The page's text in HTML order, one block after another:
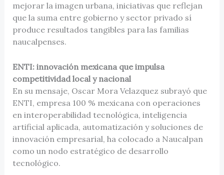
mejorar la imagen urbana, iniciativas que reflejan
que la suma entre gobierno y sector privado sí
produce resultados tangibles para las familias
naucalpenses.
ENTI: innovación mexicana que impulsa
competitividad local y nacional
En su mensaje, Oscar Mora Velazquez subrayó que
ENTI, empresa 100 % mexicana con operaciones
en interoperabilidad tecnológica, inteligencia
artificial aplicada, automatización y soluciones de
innovación empresarial, ha colocado a Naucalpan
como un nodo estratégico de desarrollo
tecnológico.